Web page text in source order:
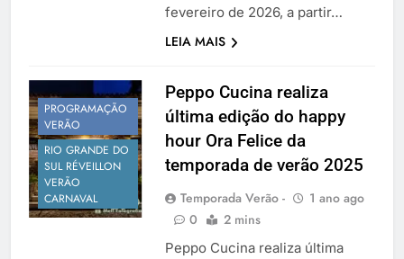
fevereiro de 2026, a partir…
LEIA MAIS
PROGRAMAÇÃO
VERÃO
RIO GRANDE DO
SUL RÉVEILLON
VERÃO
CARNAVAL
Peppo Cucina realiza
última edição do happy
hour Ora Felice da
temporada de verão 2025
Temporada Verão -
1 ano ago
0
2 mins
Peppo Cucina realiza última